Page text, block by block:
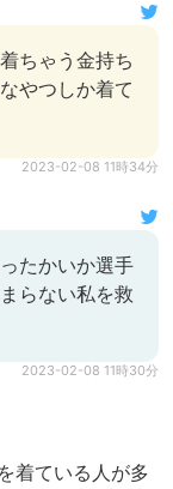
ちゃう金持ち
やつしか着て
2023-02-08 11時34分
たかいか選手
らない私を救
2023-02-08 11時30分
着ている人が多